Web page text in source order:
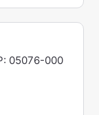
05076-000